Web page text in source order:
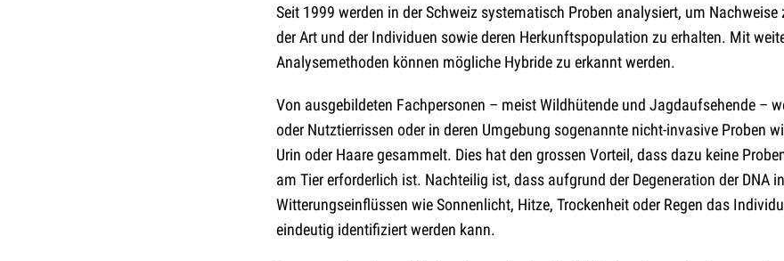
Seit 1999 werden in der Schweiz systematisch Proben analysiert, um Nachweise
der Art und der Individuen sowie deren Herkunftspopulation zu erhalten. Mit
Analysemethoden können mögliche Hybride zu erkannt werden.
Von ausgebildeten Fachpersonen – meist Wildhütende und Jagdaufsehende –
oder Nutztierrissen oder in deren Umgebung sogenannte nicht-invasive Proben
Urin oder Haare gesammelt. Dies hat den grossen Vorteil, dass dazu keine
am Tier erforderlich ist. Nachteilig ist, dass aufgrund der Degeneration der DNA
Witterungseinflüssen wie Sonnenlicht, Hitze, Trockenheit oder Regen das
eindeutig identifiziert werden kann.